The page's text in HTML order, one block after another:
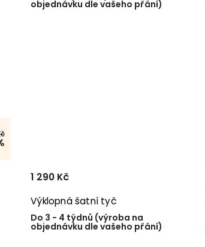
objednávku dle vašeho přání)
Výklopná šatní tyč
Do 3 - 4 týdnů (výroba na
objednávku dle vašeho přání)
1 290 Kč